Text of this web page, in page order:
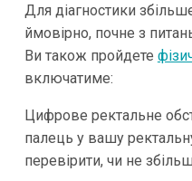
Для діагностики
ймовірно, почне з
Ви також пройдете
включатиме:
Цифрове ректальне
палець у вашу
перевірити, чи не